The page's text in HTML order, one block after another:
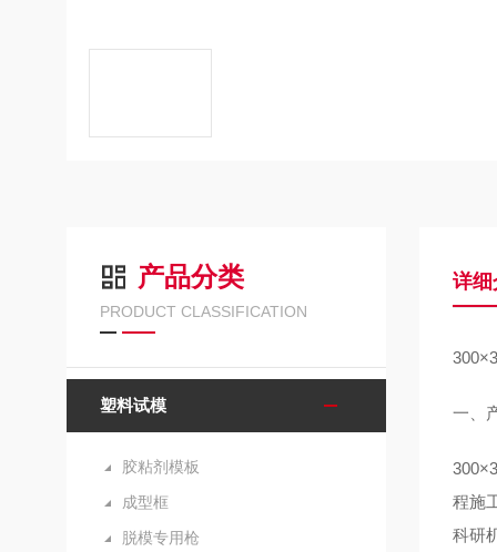
产品分类
PRODUCT CLASSIFICATION
塑料试模
胶粘剂模板
成型框
脱模专用枪
详细
300
一、
300
程施
科研